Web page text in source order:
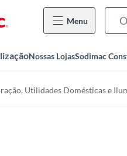
Menu
Nossas LojasSodimac
Utilidades Domésticas e